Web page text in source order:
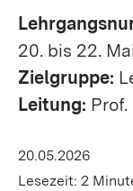
20. bis 22.
Zielgruppe:
Leitung:
20.05.2026
Lesezeit: 2